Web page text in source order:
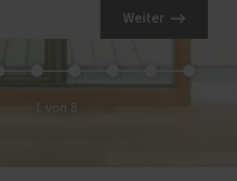
Weiter
1 von 8